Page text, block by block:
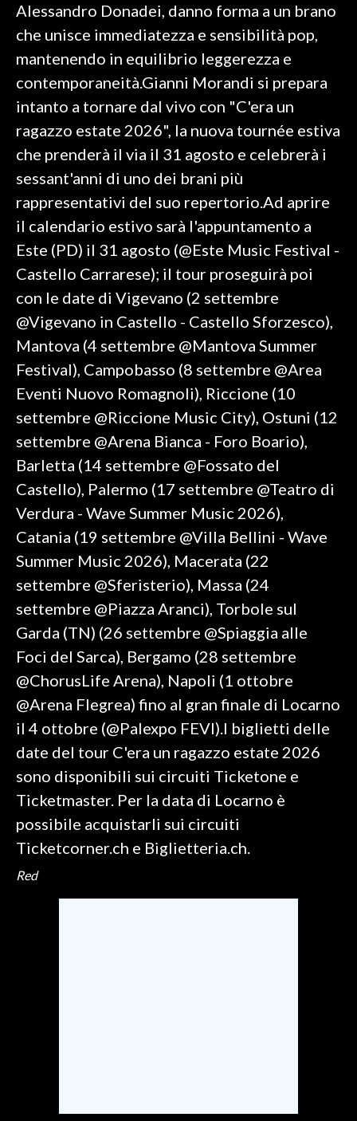
Alessandro Donadei, danno forma a un brano
che unisce immediatezza e sensibilità pop,
mantenendo in equilibrio leggerezza e
contemporaneità.Gianni Morandi si prepara
intanto a tornare dal vivo con "C'era un
ragazzo estate 2026", la nuova tournée estiva
che prenderà il via il 31 agosto e celebrerà i
sessant'anni di uno dei brani più
rappresentativi del suo repertorio.Ad aprire
il calendario estivo sarà l'appuntamento a
Este (PD) il 31 agosto (@Este Music Festival -
Castello Carrarese); il tour proseguirà poi
con le date di Vigevano (2 settembre
@Vigevano in Castello - Castello Sforzesco),
Mantova (4 settembre @Mantova Summer
Festival), Campobasso (8 settembre @Area
Eventi Nuovo Romagnoli), Riccione (10
settembre @Riccione Music City), Ostuni (12
settembre @Arena Bianca - Foro Boario),
Barletta (14 settembre @Fossato del
Castello), Palermo (17 settembre @Teatro di
Verdura - Wave Summer Music 2026),
Catania (19 settembre @Villa Bellini - Wave
Summer Music 2026), Macerata (22
settembre @Sferisterio), Massa (24
settembre @Piazza Aranci), Torbole sul
Garda (TN) (26 settembre @Spiaggia alle
Foci del Sarca), Bergamo (28 settembre
@ChorusLife Arena), Napoli (1 ottobre
@Arena Flegrea) fino al gran finale di Locarno
il 4 ottobre (@Palexpo FEVI).I biglietti delle
date del tour C'era un ragazzo estate 2026
sono disponibili sui circuiti Ticketone e
Ticketmaster. Per la data di Locarno è
possibile acquistarli sui circuiti
Ticketcorner.ch e Biglietteria.ch.
Red